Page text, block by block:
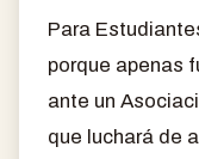
Para
porque apenas
ante un
que luchará de